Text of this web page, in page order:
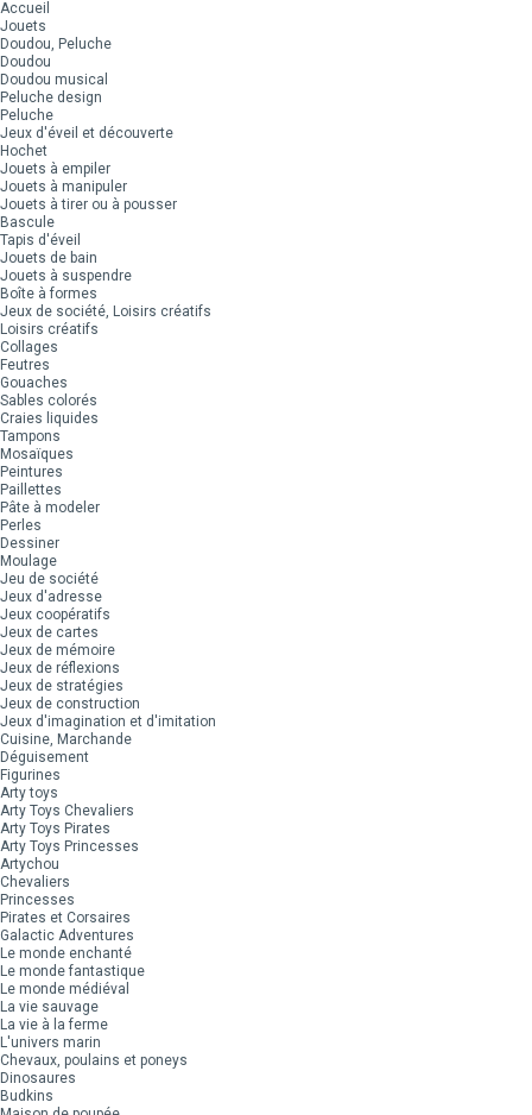
Accueil
Jouets
Doudou, Peluche
Doudou
Doudou musical
Peluche design
Peluche
Jeux d'éveil et découverte
Hochet
Jouets à empiler
Jouets à manipuler
Jouets à tirer ou à pousser
Bascule
Tapis d'éveil
Jouets de bain
Jouets à suspendre
Boîte à formes
Jeux de société, Loisirs créatifs
Loisirs créatifs
Collages
Feutres
Gouaches
Sables colorés
Craies liquides
Tampons
Mosaïques
Peintures
Paillettes
Pâte à modeler
Perles
Dessiner
Moulage
Jeu de société
Jeux d'adresse
Jeux coopératifs
Jeux de cartes
Jeux de mémoire
Jeux de réflexions
Jeux de stratégies
Jeux de construction
Jeux d'imagination et d'imitation
Cuisine, Marchande
Déguisement
Figurines
Arty toys
Arty Toys Chevaliers
Arty Toys Pirates
Arty Toys Princesses
Artychou
Chevaliers
Princesses
Pirates et Corsaires
Galactic Adventures
Le monde enchanté
Le monde fantastique
Le monde médiéval
La vie sauvage
La vie à la ferme
L'univers marin
Chevaux, poulains et poneys
Dinosaures
Budkins